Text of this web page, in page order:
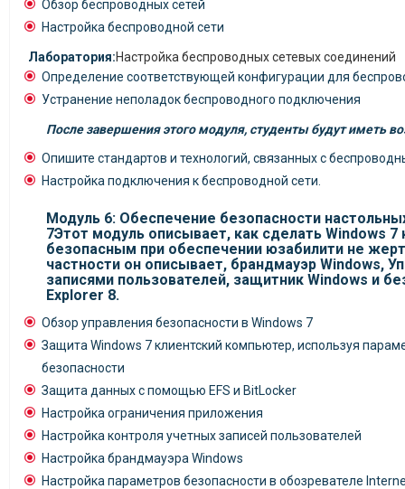
Обзор беспроводных сетей
Настройка беспроводной сети
Лаборатория:Настройка беспроводных сетевых соединений
Определение соответствующей конфигурации для
Устранение неполадок беспроводного подключения
После завершения этого модуля, студенты будут иметь
Опишите стандартов и технологий, связанных с
Настройка подключения к беспроводной сети.
Модуль 6: Обеспечение безопасности
7Этот модуль описывает, как сделать Windows
безопасным при обеспечении юзабилити не
частности он описывает, брандмауэр Windows,
записями пользователей, защитник Windows и
Explorer 8.
Обзор управления безопасности в Windows 7
Защита Windows 7 клиентский компьютер, используя
безопасности
Защита данных с помощью EFS и BitLocker
Настройка ограничения приложения
Настройка контроля учетных записей пользователей
Настройка брандмауэра Windows
Настройка параметров безопасности в обозревателе